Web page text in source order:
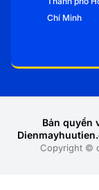
Chí Minh
Copyright ©
Bản quyền